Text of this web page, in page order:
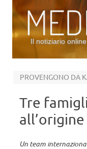
Il notiziario
Tre
Un team